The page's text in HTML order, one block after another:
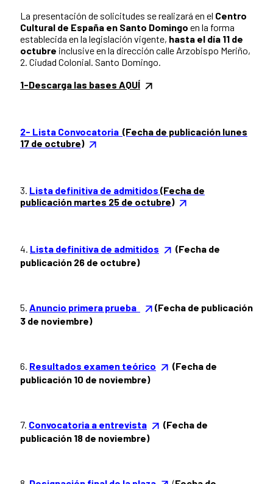
La presentación de solicitudes se realizará en el Centro
Cultural de España en Santo Domingo en la forma
establecida en la legislación vigente, hasta el día 11 de
octubre inclusive en la dirección calle Arzobispo Meriño,
2. Ciudad Colonial. Santo Domingo.
1-Descarga las bases AQUÍ
2- Lista Convocatoria (Fecha de publicación lunes
17 de octubre)
3. Lista definitiva de admitidos (Fecha de
publicación martes 25 de octubre)
4. Lista definitiva de admitidos
(Fecha de
publicación 26 de octubre)
5. Anuncio primera prueba
(Fecha de publicación
3 de noviembre)
6. Resultados examen teórico
(Fecha de
publicación 10 de noviembre)
7. Convocatoria a entrevista
(Fecha de
publicación 18 de noviembre)